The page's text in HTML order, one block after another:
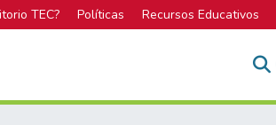
TEC? Políticas Recursos Educativos